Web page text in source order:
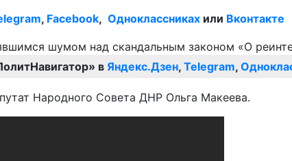
, Facebook, Одноклассниках или Вконтакте
в Яндекс.Дзен, Telegram,
Народного Совета ДНР Ольга Макеева.